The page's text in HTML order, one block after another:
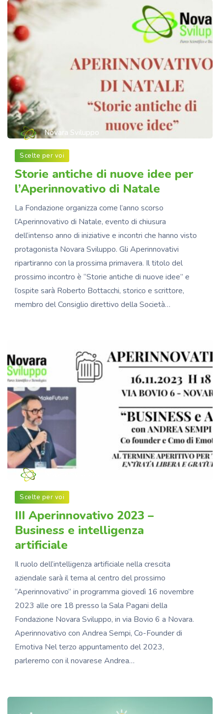
Novara Sviluppo
Scelte per voi
Storie antiche di nuove idee per
l’Aperinnovativo di Natale
La Fondazione organizza come l’anno scorso
l’Aperinnovativo di Natale, evento di chiusura
dell’intenso anno di iniziative e incontri che hanno visto
protagonista Novara Sviluppo. Gli Aperinnovativi
ripartiranno con la prossima primavera. Il titolo del
prossimo incontro è “Storie antiche di nuove idee” e
l’ospite sarà Roberto Bottacchi, storico e scrittore,
membro del Consiglio direttivo della Società…
Scelte per voi
III Aperinnovativo 2023 –
Business e intelligenza
artificiale
Il ruolo dell’intelligenza artificiale nella crescita
aziendale sarà il tema al centro del prossimo
“Aperinnovativo” in programma giovedì 16 novembre
2023 alle ore 18 presso la Sala Pagani della
Fondazione Novara Sviluppo, in via Bovio 6 a Novara.
Aperinnovativo con Andrea Sempi, Co-Founder di
Emotiva Nel terzo appuntamento del 2023,
parleremo con il novarese Andrea…